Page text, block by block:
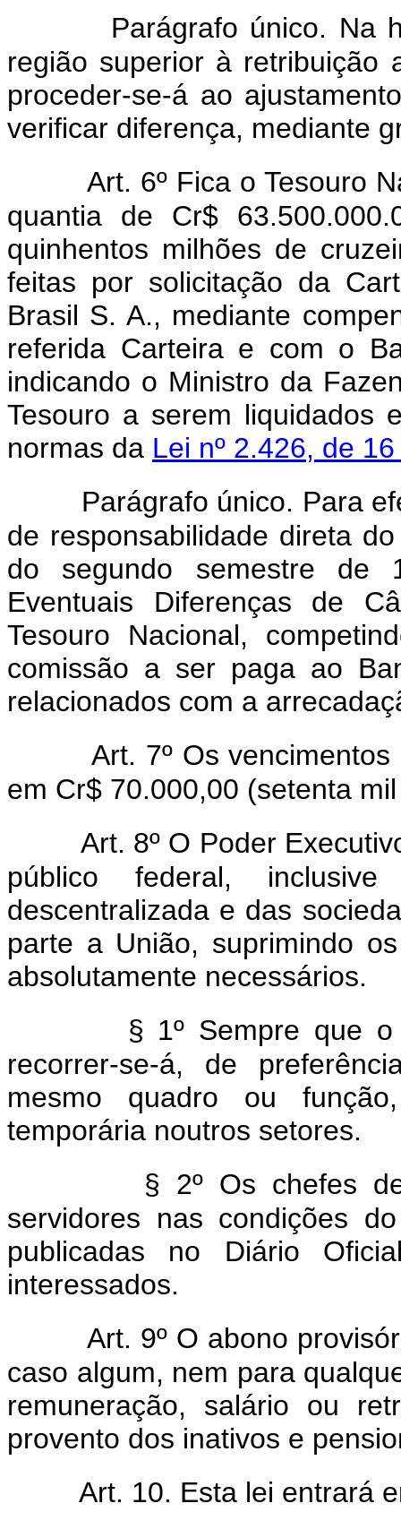
Parágrafo único. Na
região superior à retribuição
proceder-se-á ao
verificar diferença, mediante
Art. 6º Fica o Tesouro
quantia de Cr$
quinhentos milhões de
feitas por solicitação da
Brasil S. A., mediante
referida Carteira e com o
indicando o Ministro da
Tesouro a serem liquidados
normas da Lei nº 2.426, de
Parágrafo único. Para
de responsabilidade direta
do segundo semestre de
Eventuais Diferenças de
Tesouro Nacional,
comissão a ser paga ao
relacionados com a
Art. 7º Os
em Cr$ 70.000,00 (setenta
Art. 8º O Poder
público federal,
descentralizada e das
parte a União, suprimindo
absolutamente necessários.
§ 1º Sempre que
recorrer-se-á, de
mesmo quadro ou
temporária noutros setores.
§ 2º Os chefes
servidores nas condições
publicadas no Diário
interessados.
Art. 9º O abono
caso algum, nem para
remuneração, salário ou
provento dos inativos e
Art. 10. Esta lei entrará